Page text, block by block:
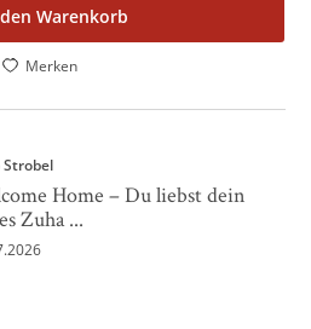
Warenkorb
Merken
Home – Du liebst dein
Zuha ...